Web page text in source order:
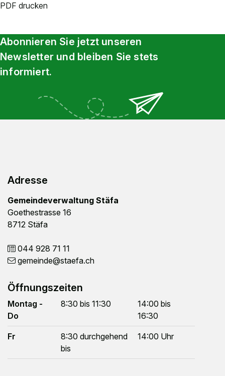
PDF drucken
Abonnieren Sie jetzt unseren
Newsletter und bleiben Sie stets
informiert.
Adresse
Gemeindeverwaltung Stäfa
Goethestrasse 16
8712 Stäfa
044 928 71 11
gemeinde@staefa.ch
Öffnungszeiten
Montag -
Do
8:30 bis 11:30
14:00 bis
16:30
Fr
8:30 durchgehend
bis
14:00 Uhr